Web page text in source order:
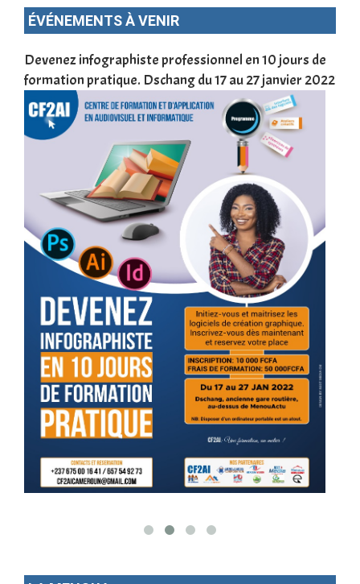
ÉVÉNEMENTS À VENIR
Devenez infographiste professionnel en 10 jours de
formation pratique. Dschang du 17 au 27 janvier 2022